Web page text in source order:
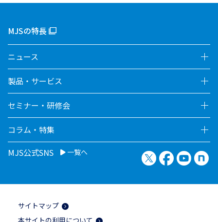
MJSの特長
ニュース
製品・サービス
セミナー・研修会
コラム・特集
MJS公式SNS
一覧へ X（旧Twitter）
Facebook
サイトマップ
本サイトの利用について